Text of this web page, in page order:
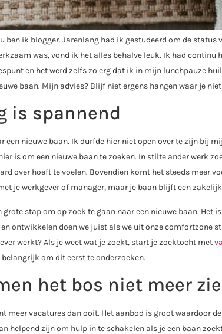
ben ik blogger. Jarenlang had ik gestudeerd om de
was, vond ik het alles behalve leuk. Ik had continu
en het werd zelfs zo erg dat ik in mijn lunchpauze
baan. Mijn advies? Blijf niet ergens hangen waar je
is spannend
een nieuwe baan. Ik durfde hier niet open over te zijn bij
is om een nieuwe baan te zoeken. In stilte ander werk
over hoeft te voelen. Bovendien komt het steeds meer
je werkgever of manager, maar je baan blijft een
grote stap om op zoek te gaan naar een nieuwe baan.
ontwikkelen doen we juist als we uit onze comfortzone
werkt? Als je weet wat je zoekt, start je zoektocht met
om dit eerst te onderzoeken.
het bos niet meer
meer vacatures dan ooit. Het aanbod is groot waardoor
helpend zijn om hulp in te schakelen als je een baan